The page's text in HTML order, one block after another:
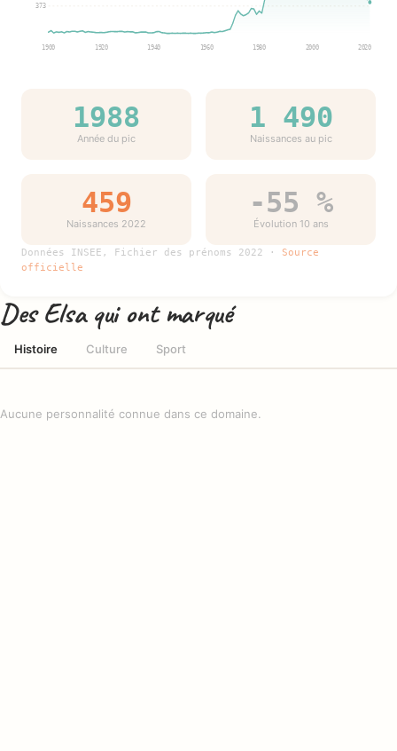
373
1900 1920 1940 1960 1980 2000 2020
1988
Année du pic
1 490
Naissances au pic
459
Naissances 2022
-55 %
Évolution 10 ans
Données INSEE, Fichier des prénoms 2022 · Source
officielle
Des Elsa qui ont marqué
Histoire Culture Sport
Aucune personnalité connue dans ce domaine.